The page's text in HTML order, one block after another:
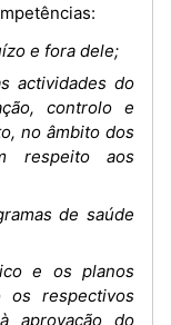
e fora dele;
actividades do
controlo e
no âmbito dos
respeito aos
de saúde
e os planos
os respectivos
aprovação do